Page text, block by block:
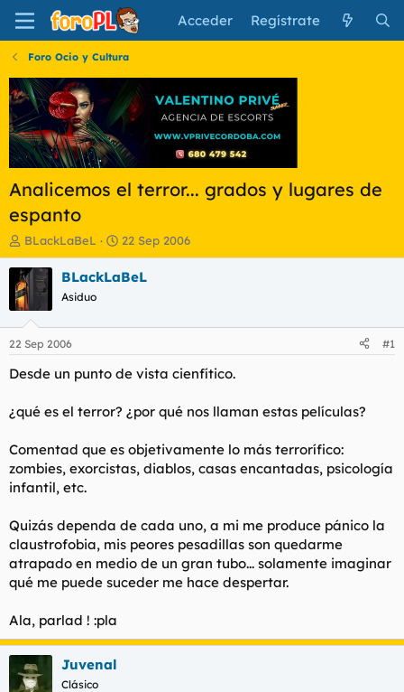
Acceder Regístrate
Foro Ocio y Cultura
Analicemos el terror... grados y lugares de
espanto
I
n
i
c
i
a
d
o
r
l
e
m
a
BLackLaBeL
F
e
c
i
n
22 Sep 2006
BLackLaBeL
Asiduo
22 Sep 2006 #1
Desde un punto de vista cienfítico.
¿qué es el terror? ¿por qué nos llaman estas películas?
Comentad que es objetivamente lo más terrorífico:
zombies, exorcistas, diablos, casas encantadas, psicología
infantil, etc.
Quizás dependa de cada uno, a mi me produce pánico la
claustrofobia, mis peores pesadillas son quedarme
atrapado en medio de un gran tubo... solamente imaginar
qué me puede suceder me hace despertar.
Ala, parlad ! :pla
Juvenal
Clásico